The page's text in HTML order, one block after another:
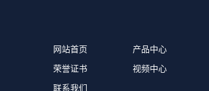
网站首页 产品中心
荣誉证书
视频中心
联系我们